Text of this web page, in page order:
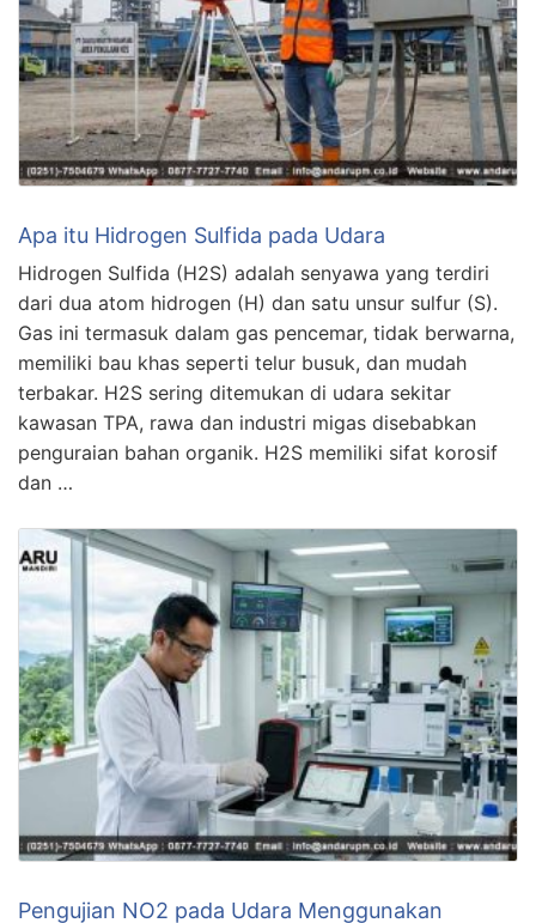
Apa itu Hidrogen Sulfida pada Udara
Hidrogen Sulfida (H2S) adalah senyawa yang terdiri
dari dua atom hidrogen (H) dan satu unsur sulfur (S).
Gas ini termasuk dalam gas pencemar, tidak berwarna,
memiliki bau khas seperti telur busuk, dan mudah
terbakar. H2S sering ditemukan di udara sekitar
kawasan TPA, rawa dan industri migas disebabkan
penguraian bahan organik. H2S memiliki sifat korosif
dan …
Pengujian NO2 pada Udara Menggunakan